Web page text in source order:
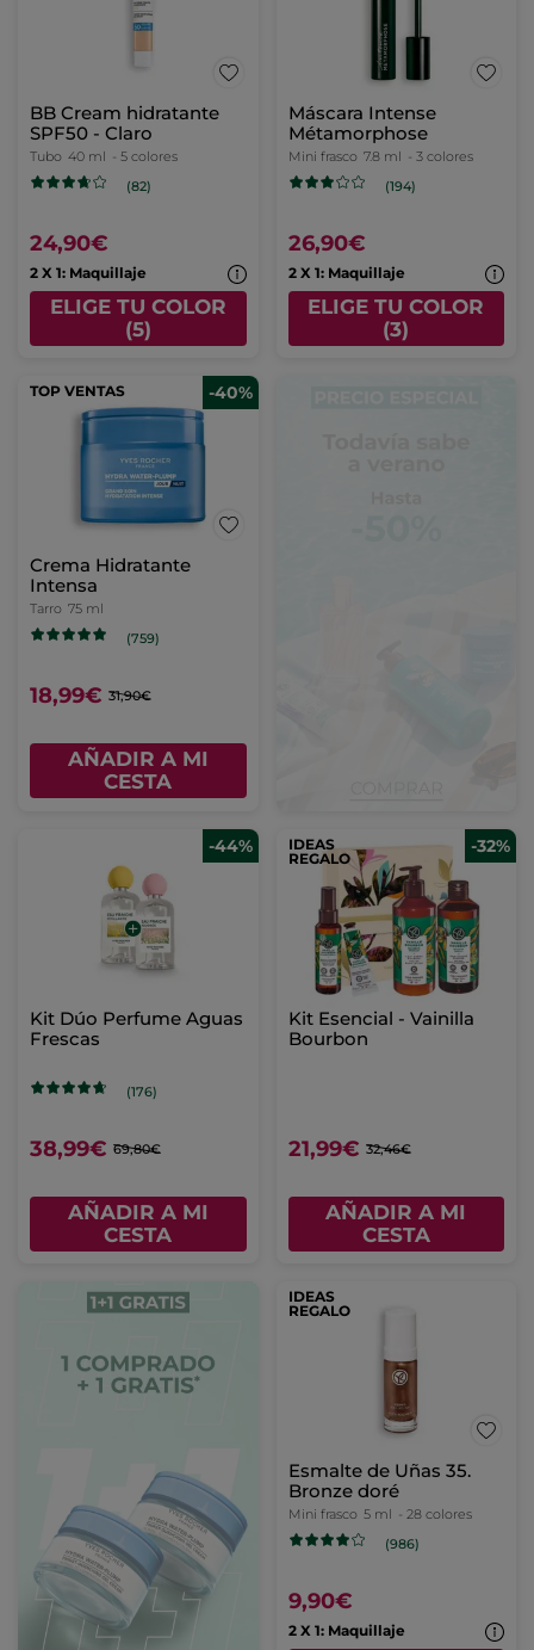
BB Cream hidratante
SPF50 - Claro
Tubo 40 ml - 5 colores
(82)
24,90€
2 X 1: Maquillaje
ELIGE TU COLOR
(5)
Máscara Intense
Métamorphose
Mini frasco 7.8 ml - 3 colores
(194)
26,90€
2 X 1: Maquillaje
ELIGE TU COLOR
(3)
TOP VENTAS -40%
Crema Hidratante
Intensa
Tarro 75 ml
(759)
18,99€ 31,90€
AÑADIR A MI
CESTA
-44%
Kit Dúo Perfume Aguas
Frescas
(176)
38,99€ 69,80€
AÑADIR A MI
CESTA
IDEAS
REGALO
-32%
Kit Esencial - Vainilla
Bourbon
21,99€ 32,46€
AÑADIR A MI
CESTA
IDEAS
REGALO
Esmalte de Uñas 35.
Bronze doré
Mini frasco 5 ml - 28 colores
(986)
9,90€
2 X 1: Maquillaje